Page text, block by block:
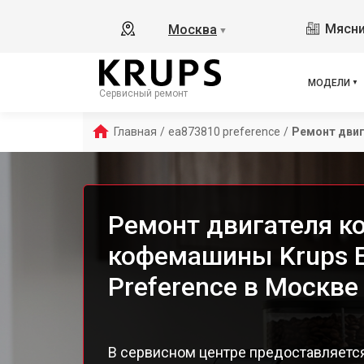
Москва ▼
Сервисный ремонт
МОДЕЛИ
EA
Главная / ea873810 preference / Ремонт
Ремонт двигателя
кофемашины Krups
Preference в Москве
В сервисном центре